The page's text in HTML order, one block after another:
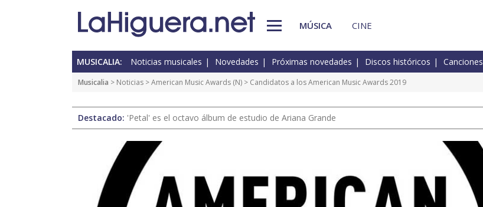
MÚSICA CINE
MUSICALIA: Noticias musicales Novedades Próximas novedades Discos históricos Canciones
Musicalia > Noticias >American Music Awards (N) > Candidatos a los American Music Awards 2019
Destacado: 'Petal' es el octavo álbum de estudio de Ariana Grande